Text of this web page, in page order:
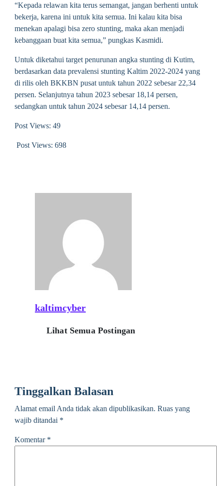
“Kepada relawan kita terus semangat, jangan berhenti untuk
bekerja, karena ini untuk kita semua. Ini kalau kita bisa
menekan apalagi bisa zero stunting, maka akan menjadi
kebanggaan buat kita semua,” pungkas Kasmidi.
Untuk diketahui target penurunan angka stunting di Kutim,
berdasarkan data prevalensi stunting Kaltim 2022-2024 yang
di rilis oleh BKKBN pusat untuk tahun 2022 sebesar 22,34
persen. Selanjutnya tahun 2023 sebesar 18,14 persen,
sedangkan untuk tahun 2024 sebesar 14,14 persen.
Post Views: 49
Post Views: 698
kaltimcyber
Lihat Semua Postingan
Tinggalkan Balasan
Alamat email Anda tidak akan dipublikasikan. Ruas yang
wajib ditandai *
Komentar *